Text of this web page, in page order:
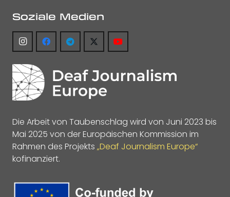
Soziale Medien
Die Arbeit von Taubenschlag wird von Juni 2023 bis
Mai 2025 von der Europäischen Kommission im
Rahmen des Projekts „Deaf Journalism Europe“
kofinanziert.